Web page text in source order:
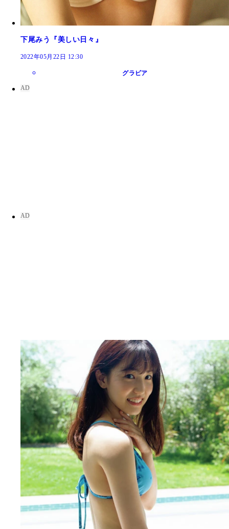
下尾みう『美しい日々』
2022年05月22日 12:30
グラビア